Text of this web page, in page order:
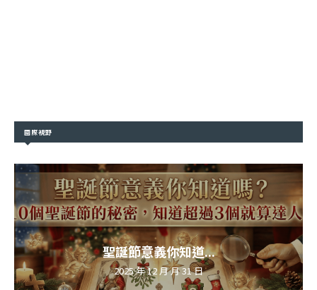
國際視野
聖誕節意義你知道...
2025 年 12 月 月 31 日